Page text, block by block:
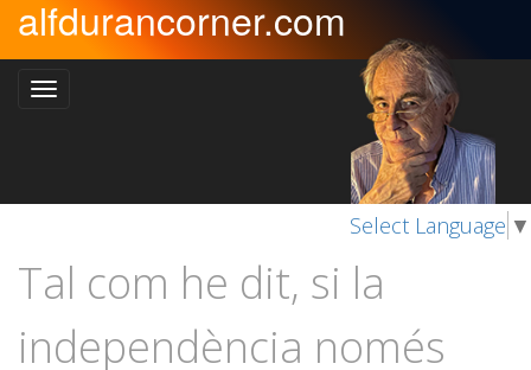
alfdurancorner.com
Select Language ▼
Tal com he dit, si la
independència només